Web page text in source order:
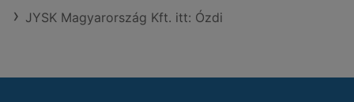
JYSK Magyarország Kft. itt: Ózdi